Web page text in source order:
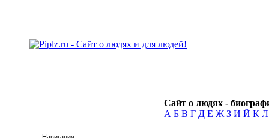
Сайт о людях -
А Б В Г Д Е Ж З И Й К Л